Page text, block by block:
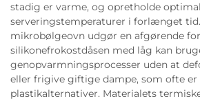
stadig er varme, og opretholde
serveringstemperaturer i forlænget
mikrobølgeovn udgør en afgørende
silikonefrokostdåsen med låg kan
genopvarmningsprocesser uden at
eller frigive giftige dampe, som ofte
plastikalternativer. Materialets